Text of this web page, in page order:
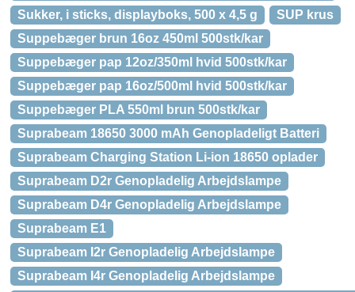
Sukker, i sticks, displayboks, 500 x 4,5 g
SUP krus
Suppebæger brun 16oz 450ml 500stk/kar
Suppebæger pap 12oz/350ml hvid 500stk/kar
Suppebæger pap 16oz/500ml hvid 500stk/kar
Suppebæger PLA 550ml brun 500stk/kar
Suprabeam 18650 3000 mAh Genopladeligt Batteri
Suprabeam Charging Station Li-ion 18650 oplader
Suprabeam D2r Genopladelig Arbejdslampe
Suprabeam D4r Genopladelig Arbejdslampe
Suprabeam E1
Suprabeam I2r Genopladelig Arbejdslampe
Suprabeam I4r Genopladelig Arbejdslampe